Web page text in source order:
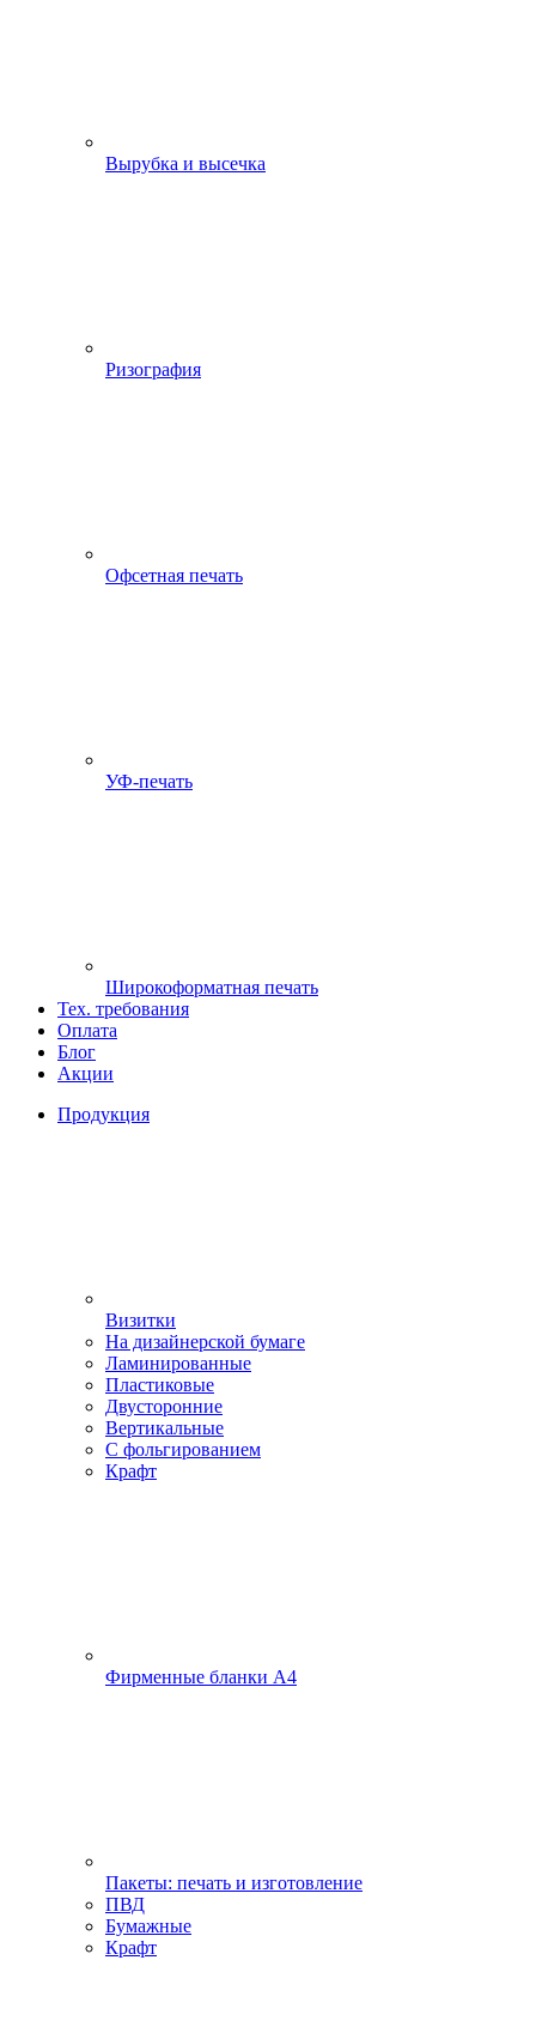
Вырубка и высечка
Ризография
Офсетная печать
УФ-печать
Широкоформатная печать
Тех. требования
Оплата
Блог
Акции
Продукция
Визитки
На дизайнерской бумаге
Ламинированные
Пластиковые
Двусторонние
Вертикальные
С фольгированием
Крафт
Фирменные бланки А4
Пакеты: печать и изготовление
ПВД
Бумажные
Крафт